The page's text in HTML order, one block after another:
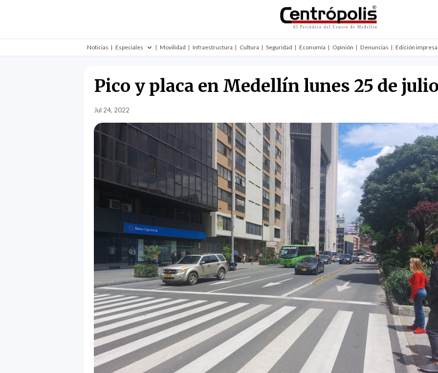
Noticias Especiales Movilidad Infraestructura Cultura Seguridad Economía Opinión Denuncias Edición impresa
Pico y placa en Medellín lunes 25 de
Jul 24, 2022